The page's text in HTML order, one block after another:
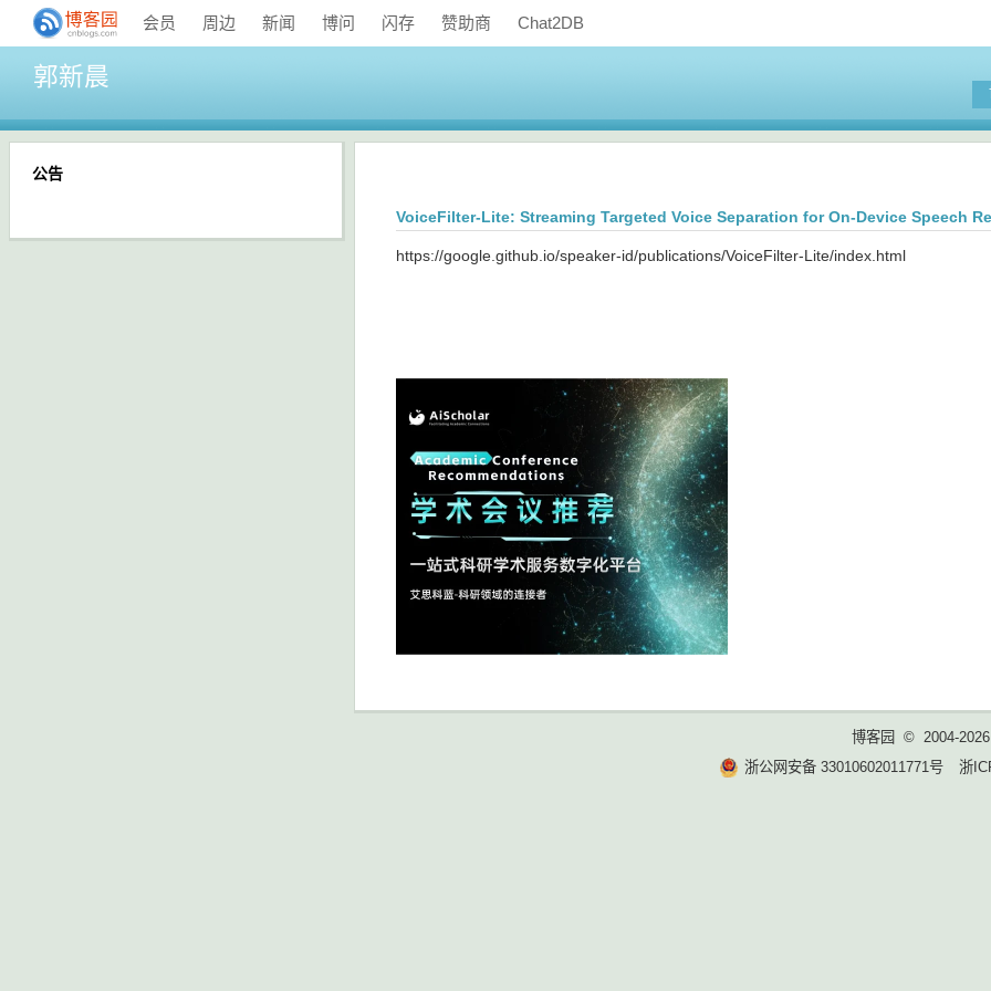
会员 周边 新闻 博问 闪存 赞助商 Chat2DB
郭新晨
VoiceFilter-Lite: Streaming Targeted Voice Separation for On-Device Speech
https://google.github.io/speaker-id/publications/VoiceFilter-Lite/index.html
公告
博客园
© 2004-2026
浙公网安备 33010602011771号
浙